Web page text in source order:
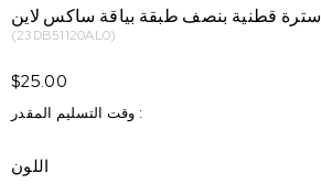
سترة قطنية بنصف طبقة بياقة ساكس لاين
(23DB51120AL0)
$25.00
وقت التسليم المقدر :
اللون